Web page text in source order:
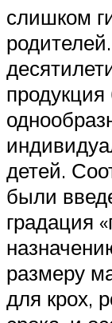
слишком
детей.
были
градация
размеру
для крох,